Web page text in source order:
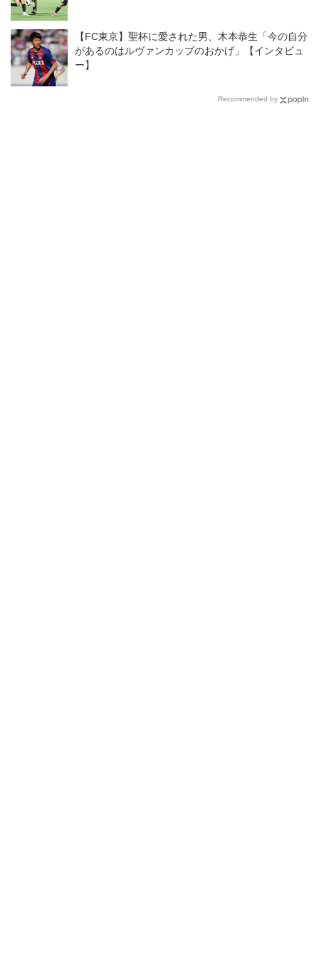
【FC東京】聖杯に愛された男、木本恭生「今の自分
があるのはルヴァンカップのおかげ」【インタビュ
ー】
Recommended by